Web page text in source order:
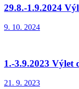
29.8.-1.9.2024
9. 10. 2024
1.-3.9.2023 Výlet
21. 9. 2023